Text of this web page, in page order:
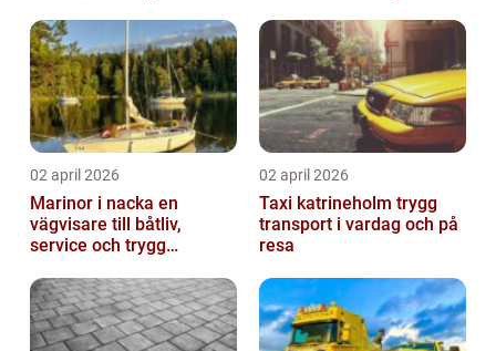
02 april 2026
Marinor i nacka en
vägvisare till båtliv,
service och trygg
02 april 2026
Taxi katrineholm trygg
transport i vardag och på
resa